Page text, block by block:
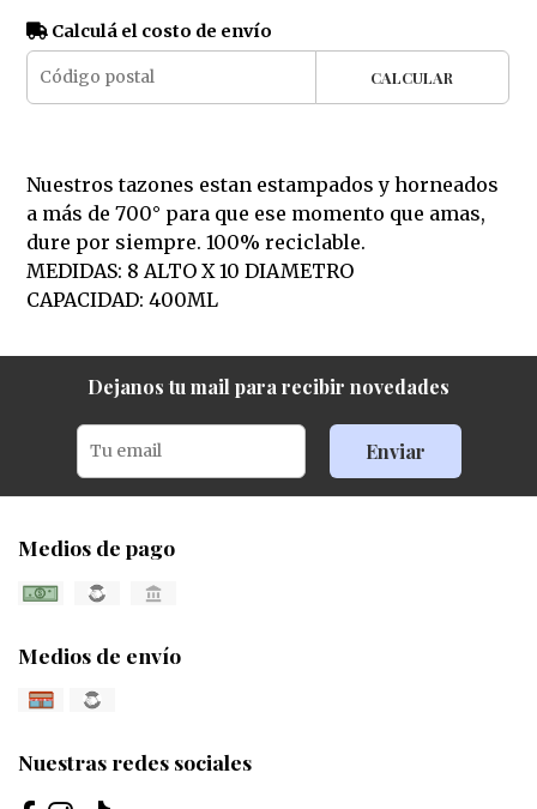
Calculá el costo de envío
CALCULAR
Nuestros tazones estan estampados y horneados
a más de 700° para que ese momento que amas,
dure por siempre. 100% reciclable.
MEDIDAS: 8 ALTO X 10 DIAMETRO
CAPACIDAD: 400ML
Dejanos tu mail para recibir novedades
Enviar
Medios de pago
Medios de envío
Nuestras redes sociales